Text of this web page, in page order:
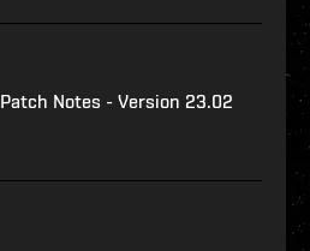
Patch Notes - Version 23.02